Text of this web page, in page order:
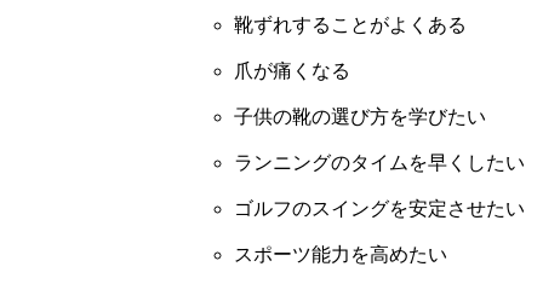
靴ずれすることがよくある
爪が痛くなる
子供の靴の選び方を学びたい
ランニングのタイムを早くしたい
ゴルフのスイングを安定させたい
スポーツ能力を高めたい